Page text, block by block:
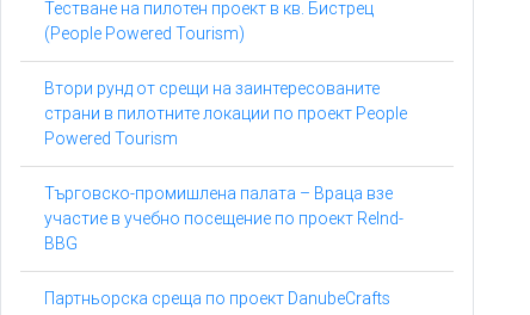
Тестване на пилотен проект в кв. Бистрец
(People Powered Tourism)
Втори рунд от срещи на заинтересованите
страни в пилотните локации по проект People
Powered Tourism
Търговско-промишлена палата – Враца взе
участие в учебно посещение по проект ReInd-
BBG
Партньорска среща по проект DanubeCrafts